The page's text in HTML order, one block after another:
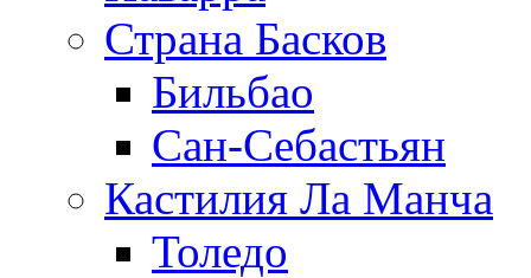
Страна Басков
Бильбао
Сан-Себастьян
Кастилия Ла Манча
Толедо